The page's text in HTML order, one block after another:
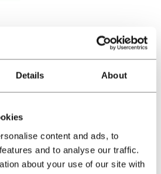
Details About
content and ads, to
and to analyse our traffic.
about your use of our site with
y puedes gestionar fácilmente
de la app donde puedes hacer
además, una tarjeta de débito gratis